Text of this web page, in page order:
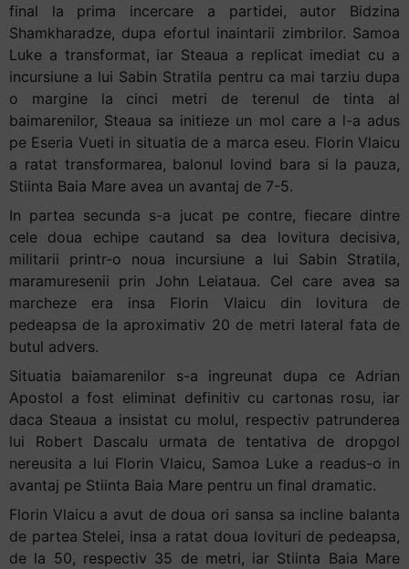
the
content.
final la prima incercare a partidei, autor Bidzina
Shamkharadze, dupa efortul inaintarii zimbrilor. Samoa
Luke a transformat, iar Steaua a replicat imediat cu a
incursiune a lui Sabin Stratila pentru ca mai tarziu dupa
o margine la cinci metri de terenul de tinta al
baimarenilor, Steaua sa initieze un mol care a l-a adus
pe Eseria Vueti in situatia de a marca eseu. Florin Vlaicu
a ratat transformarea, balonul lovind bara si la pauza,
Stiinta Baia Mare avea un avantaj de 7-5.
In partea secunda s-a jucat pe contre, fiecare dintre
cele doua echipe cautand sa dea lovitura decisiva,
militarii printr-o noua incursiune a lui Sabin Stratila,
maramuresenii prin John Leiataua. Cel care avea sa
marcheze era insa Florin Vlaicu din lovitura de
pedeapsa de la aproximativ 20 de metri lateral fata de
butul advers.
Situatia baiamarenilor s-a ingreunat dupa ce Adrian
Apostol a fost eliminat definitiv cu cartonas rosu, iar
daca Steaua a insistat cu molul, respectiv patrunderea
lui Robert Dascalu urmata de tentativa de dropgol
nereusita a lui Florin Vlaicu, Samoa Luke a readus-o in
avantaj pe Stiinta Baia Mare pentru un final dramatic.
Florin Vlaicu a avut de doua ori sansa sa incline balanta
de partea Stelei, insa a ratat doua lovituri de pedeapsa,
de la 50, respectiv 35 de metri, iar Stiinta Baia Mare